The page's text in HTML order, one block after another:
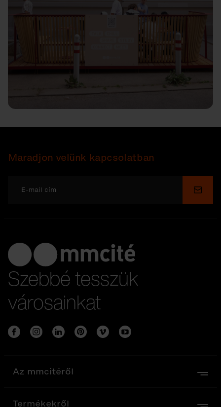
Maradjon velünk kapcsolatban
Szebbé tesszük
városainkat
Az mmcitéről
Termékekről